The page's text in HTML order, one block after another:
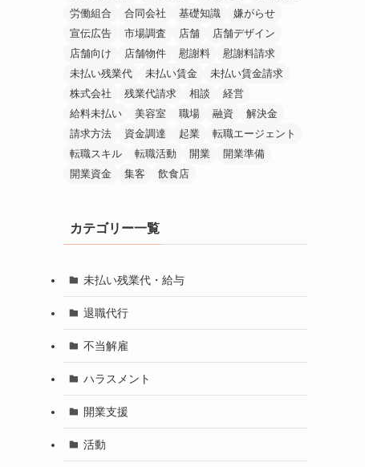
労働組合
合同会社 基礎知識
嫌がらせ
宣伝広告
市場調査 店舗
店舗デザイン
店舗向け
店舗物件 慰謝料
慰謝料請求
未払い残業代
未払い賃金
未払い賃金請求
株式会社
残業代請求 相談
経営
給料未払い
美容室 職場 融資
解決金
請求方法
資金調達 起業
転職エージェント
転職スキル
転職活動 開業
開業準備
開業資金
集客 飲食店
カテゴリー一覧
未払い残業代・給与
退職代行
不当解雇
ハラスメント
開業支援
活動